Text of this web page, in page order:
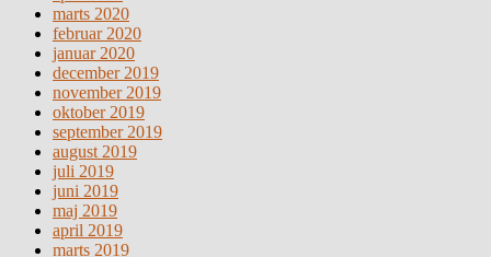
marts 2020
februar 2020
januar 2020
december 2019
november 2019
oktober 2019
september 2019
august 2019
juli 2019
juni 2019
maj 2019
april 2019
marts 2019